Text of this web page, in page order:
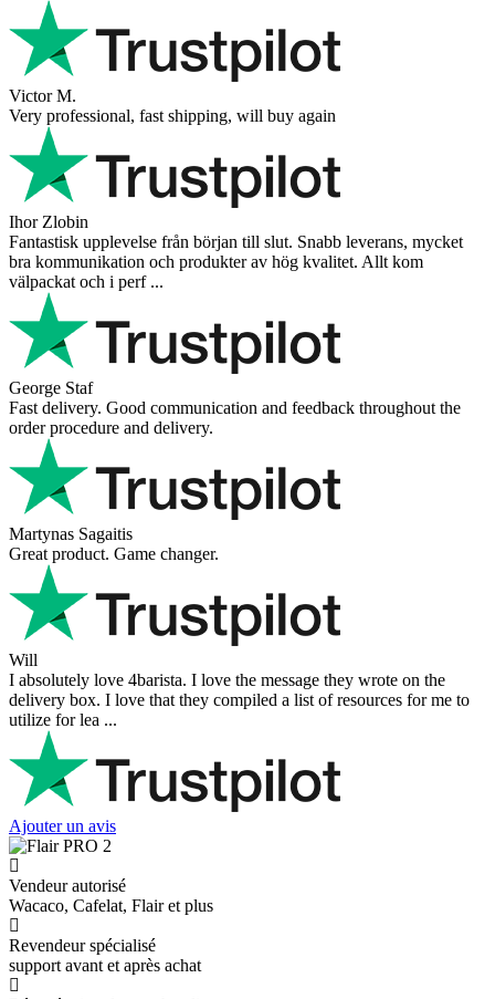
Victor M.
Very professional, fast shipping, will buy again
Ihor Zlobin
Fantastisk upplevelse från början till slut. Snabb leverans, mycket
bra kommunikation och produkter av hög kvalitet. Allt kom
välpackat och i perf ...
George Staf
Fast delivery. Good communication and feedback throughout the
order procedure and delivery.
Martynas Sagaitis
Great product. Game changer.
Will
I absolutely love 4barista. I love the message they wrote on the
delivery box. I love that they compiled a list of resources for me to
utilize for lea ...
Ajouter un avis
Vendeur autorisé
Wacaco, Cafelat, Flair et plus
Revendeur spécialisé
support avant et après achat